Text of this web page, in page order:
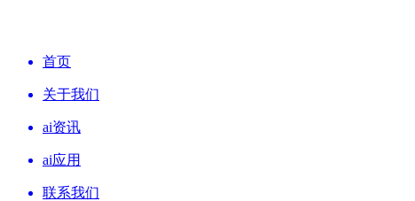
首页
关于我们
ai资讯
ai应用
联系我们